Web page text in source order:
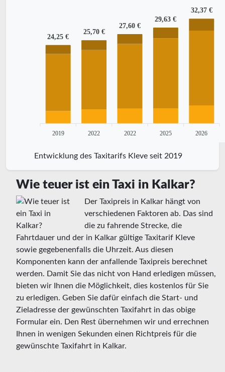
24,25 €
25,70 €
27,60 €
29,63 €
32,37 €
2019 2022 2022 2025 2026
Entwicklung des Taxitarifs Kleve seit 2019
Wie teuer ist ein Taxi in Kalkar?
Der Taxipreis in Kalkar hängt von
verschiedenen Faktoren ab. Das sind
die zu fahrende Strecke, die
Fahrtdauer und der in Kalkar gültige Taxitarif Kleve
sowie gegebenenfalls die Uhrzeit. Aus diesen
Komponenten kann der anfallende Taxipreis berechnet
werden. Damit Sie das nicht von Hand erledigen müssen,
bieten wir Ihnen die Möglichkeit, dies kostenlos für Sie
zu erledigen. Geben Sie dafür einfach die Start- und
Zieladresse der gewünschten Taxifahrt in das obige
Formular ein. Den Rest übernehmen wir und errechnen
Ihnen in wenigen Sekunden einen Richtpreis für die
gewünschte Taxifahrt in Kalkar.